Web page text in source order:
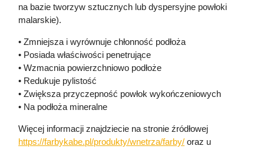
na bazie tworzyw sztucznych lub dyspersyjne powłoki
malarskie).
• Zmniejsza i wyrównuje chłonność podłoża
• Posiada właściwości penetrujące
• Wzmacnia powierzchniowo podłoże
• Redukuje pylistość
• Zwiększa przyczepność powłok wykończeniowych
• Na podłoża mineralne
Więcej informacji znajdziecie na stronie źródłowej
https://farbykabe.pl/produkty/wnetrza/farby/ oraz u